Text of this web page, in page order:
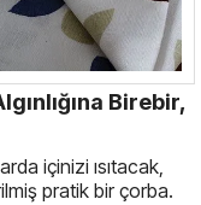
Birebir,
içinizi ısıtacak,
pratik bir çorba.